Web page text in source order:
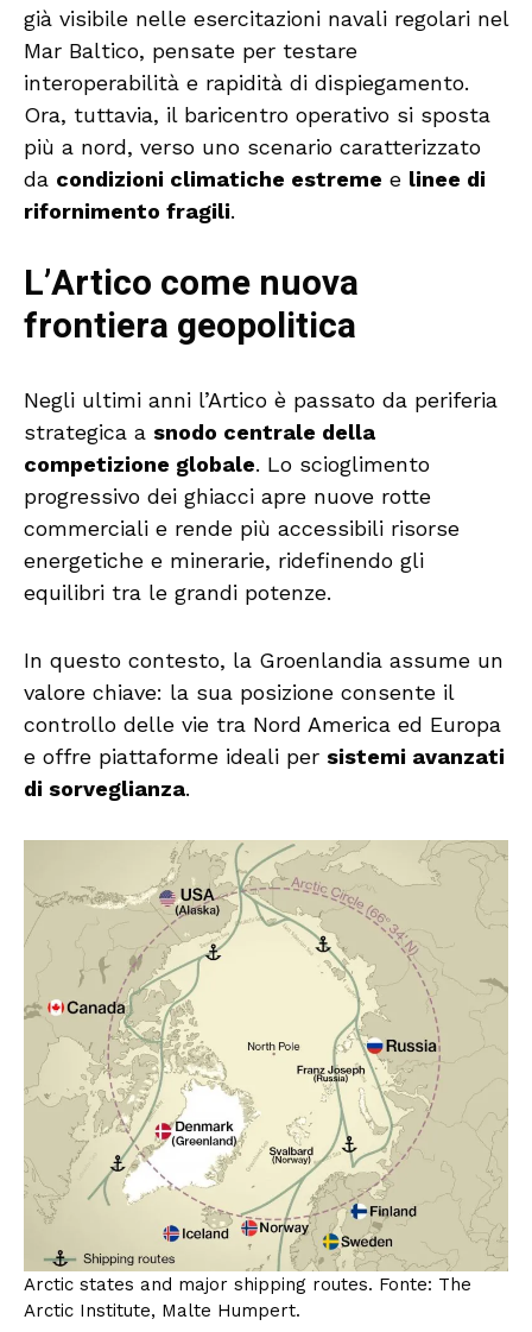
già visibile nelle esercitazioni navali regolari nel
Mar Baltico, pensate per testare
interoperabilità e rapidità di dispiegamento.
Ora, tuttavia, il baricentro operativo si sposta
più a nord, verso uno scenario caratterizzato
da condizioni climatiche estreme e linee di
rifornimento fragili.
L’Artico come nuova
frontiera geopolitica
Negli ultimi anni l’Artico è passato da periferia
strategica a snodo centrale della
competizione globale. Lo scioglimento
progressivo dei ghiacci apre nuove rotte
commerciali e rende più accessibili risorse
energetiche e minerarie, ridefinendo gli
equilibri tra le grandi potenze.
In questo contesto, la Groenlandia assume un
valore chiave: la sua posizione consente il
controllo delle vie tra Nord America ed Europa
e offre piattaforme ideali per sistemi avanzati
di sorveglianza.
Arctic states and major shipping routes. Fonte: The
Arctic Institute, Malte Humpert.